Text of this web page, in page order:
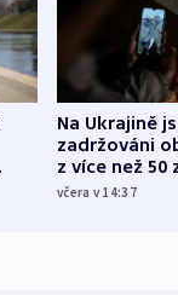
Na Ukrajině
zadržováni
z více než 50
Bojovali na
včera v 14:37